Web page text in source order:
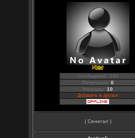
Сообщений: 254
Репутация: 0
Награды:10
Добавить в друзья
( Сенегал )